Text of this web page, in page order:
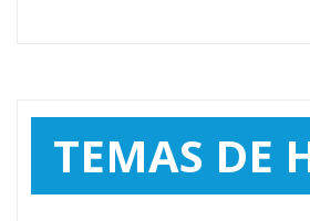
TEMAS DE